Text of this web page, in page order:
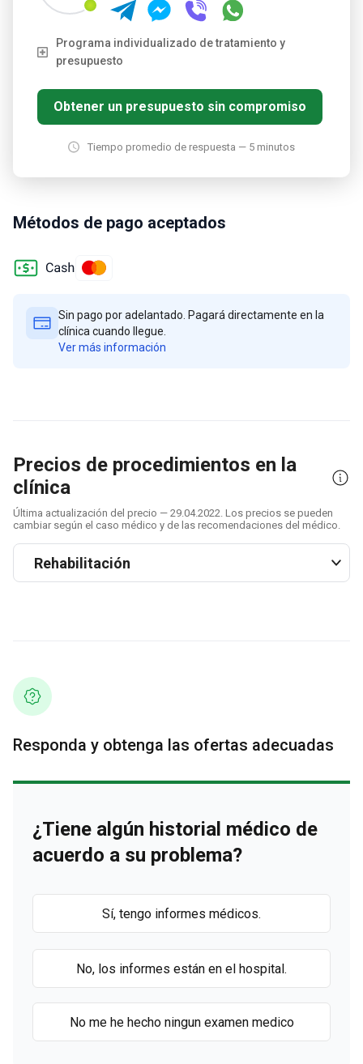
Programa individualizado de tratamiento y
presupuesto
Obtener un presupuesto sin compromiso
Tiempo promedio de respuesta — 5 minutos
Métodos de pago aceptados
Sin pago por adelantado. Pagará directamente en la
clínica cuando llegue.
Ver más información
Precios de procedimientos en la
clínica
Última actualización del precio — 29.04.2022. Los precios se pueden
cambiar según el caso médico y de las recomendaciones del médico.
Rehabilitación
Responda y obtenga las ofertas adecuadas
¿Tiene algún historial médico de
acuerdo a su problema?
Sí, tengo informes médicos.
No, los informes están en el hospital.
No me he hecho ningun examen medico